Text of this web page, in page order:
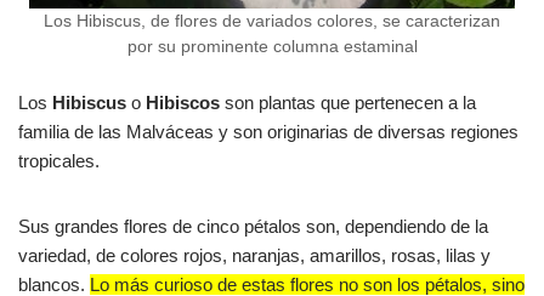
Los Hibiscus, de flores de variados colores, se caracterizan
por su prominente columna estaminal
Los Hibiscus o Hibiscos son plantas que pertenecen a la
familia de las Malváceas y son originarias de diversas regiones
tropicales.
Sus grandes flores de cinco pétalos son, dependiendo de la
variedad, de colores rojos, naranjas, amarillos, rosas, lilas y
blancos. Lo más curioso de estas flores no son los pétalos, sino